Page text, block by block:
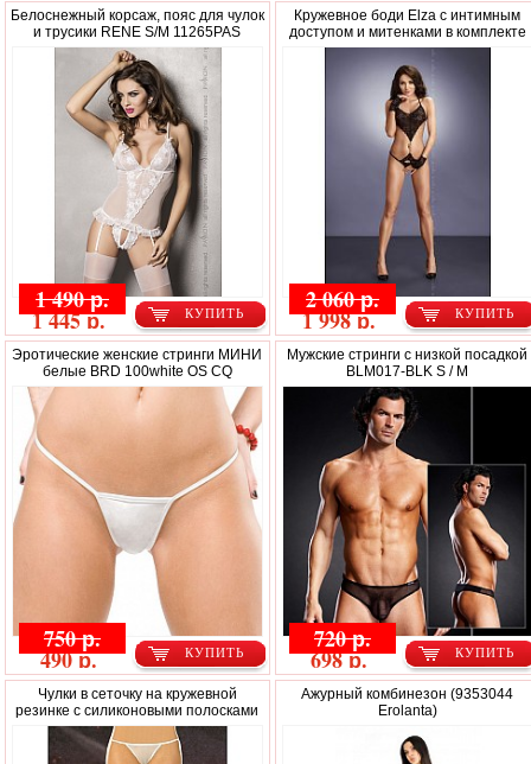
Белоснежный корсаж, пояс для чулок
и трусики RENE S/M 11265PAS
КУПИТЬ
1 490 р.
1 445 р.
Кружевное боди Elza с интимным
доступом и митенками в комплекте
КУПИТЬ
2 060 р.
1 998 р.
Эротические женские стринги МИНИ
белые BRD 100white OS CQ
КУПИТЬ
750 р.
490 р.
Мужские стринги с низкой посадкой
BLM017-BLK S / M
КУПИТЬ
720 р.
698 р.
Чулки в сеточку на кружевной
резинке с силиконовыми полосками
Ажурный комбинезон (9353044
Erolanta)